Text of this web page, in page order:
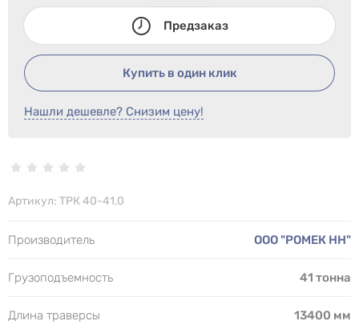
Предзаказ
Купить в один клик
Нашли дешевле? Снизим цену!
Артикул: ТРК 40-41,0
Производитель ООО "РОМЕК НН"
Грузоподъемность 41 тонна
Длина траверсы 13400 мм